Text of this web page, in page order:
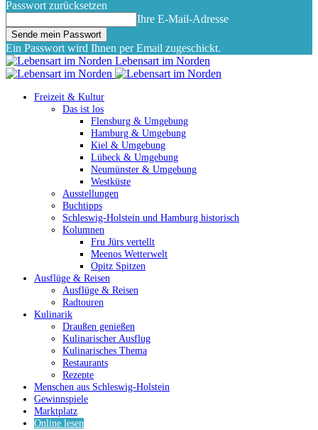
Passwort zurücksetzen
Ihre E-Mail-Adresse
Ein Passwort wird Ihnen per Email zugeschickt.
Lebensart im Norden
Freizeit & Kultur
Das ist los
Flensburg & Umgebung
Hamburg & Umgebung
Kiel & Umgebung
Lübeck & Umgebung
Neumünster & Umgebung
Westküste
Ausstellungen
Buchtipps
Schleswig-Holstein und Hamburg historisch
Kolumnen
Fru Jürs vertellt
Meenos Wetterwelt
Opitz Spitzen
Ausflüge & Reisen
Ausflüge & Reisen
Radtouren
Kulinarik
Draußen genießen
Kulinarischer Ausflug
Kulinarisches Thema
Restaurants
Rezepte
Menschen aus Schleswig-Holstein
Gewinnspiele
Marktplatz
Online lesen